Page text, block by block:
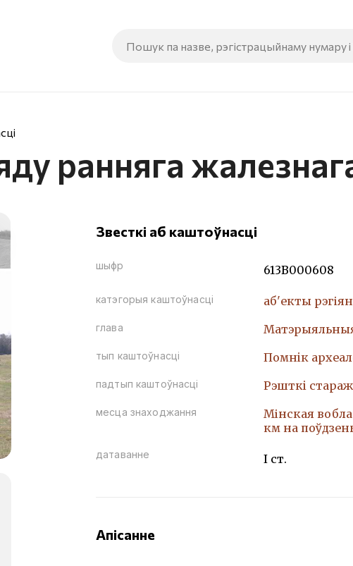
ранняга
Звесткі аб каштоўнасці
шыфр 613В000608
катэгорыя каштоўнасці аб'екты
глава
тып каштоўнасці Помнiк
падтып каштоўнасці Рэшткi
месца знаходжання
Мінская
км на
датаванне І ст.
Апісанне